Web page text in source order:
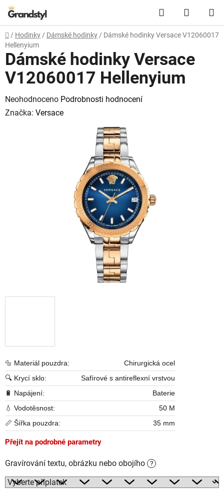
Přejít na obsah Hledat
Domů
/ Hodinky / Dámské hodinky / Dámské hodinky Versace V12060017
Hellenyium
🔩 Materiál pouzdra:
Chirurgická ocel
🔍 Krycí sklo:
Safírové s antireflexní vrstvou
🔋 Napájení:
Baterie
💧 Vodotěsnost:
50 M
📏 Šířka pouzdra:
35 mm
Přejít na podrobné parametry
Gravírování textu, obrázku nebo obojího ?
Dámské hodinky Versace
V12060017 Hellenyium
Průměrné hodnocení produktu je 0,0 z 5 hvězdiček.
Neohodnoceno Podrobnosti hodnocení
Značka: Versace